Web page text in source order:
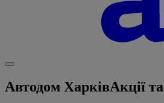
Автодом ХарківАкції